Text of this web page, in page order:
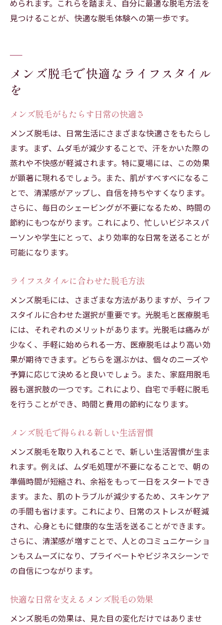
められます。これらを踏まえ、自分に最適な脱毛方法を
見つけることが、快適な脱毛体験への第一歩です。
メンズ脱毛で快適なライフスタイル
を
メンズ脱毛がもたらす日常の快適さ
メンズ脱毛は、日常生活にさまざまな快適さをもたらし
ます。まず、ムダ毛が減少することで、汗をかいた際の
蒸れや不快感が軽減されます。特に夏場には、この効果
が顕著に現れるでしょう。また、肌がすべすべになるこ
とで、清潔感がアップし、自信を持ちやすくなります。
さらに、毎日のシェービングが不要になるため、時間の
節約にもつながります。これにより、忙しいビジネスパ
ーソンや学生にとって、より効率的な日常を送ることが
可能になります。
ライフスタイルに合わせた脱毛方法
メンズ脱毛には、さまざまな方法がありますが、ライフ
スタイルに合わせた選択が重要です。光脱毛と医療脱毛
には、それぞれのメリットがあります。光脱毛は痛みが
少なく、手軽に始められる一方、医療脱毛はより高い効
果が期待できます。どちらを選ぶかは、個々のニーズや
予算に応じて決めると良いでしょう。また、家庭用脱毛
器も選択肢の一つです。これにより、自宅で手軽に脱毛
を行うことができ、時間と費用の節約になります。
メンズ脱毛で得られる新しい生活習慣
メンズ脱毛を取り入れることで、新しい生活習慣が生ま
れます。例えば、ムダ毛処理が不要になることで、朝の
準備時間が短縮され、余裕をもって一日をスタートでき
ます。また、肌のトラブルが減少するため、スキンケア
の手間も省けます。これにより、日常のストレスが軽減
され、心身ともに健康的な生活を送ることができます。
さらに、清潔感が増すことで、人とのコミュニケーショ
ンもスムーズになり、プライベートやビジネスシーンで
の自信につながります。
快適な日常を支えるメンズ脱毛の効果
メンズ脱毛の効果は、見た目の変化だけではありませ